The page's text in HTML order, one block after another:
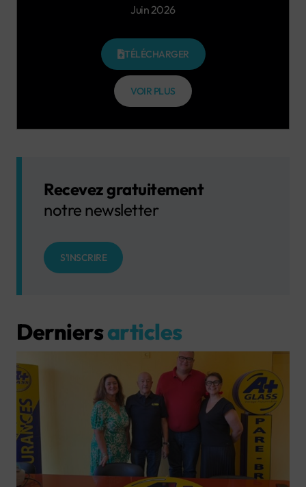
Juin 2026
TÉLÉCHARGER
VOIR PLUS
Recevez gratuitement
notre newsletter
S'INSCRIRE
Derniersarticles